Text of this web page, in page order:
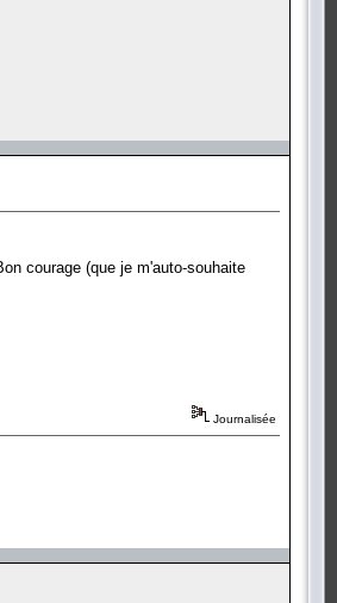
courage (que je m'auto-souhaite
Journalisée